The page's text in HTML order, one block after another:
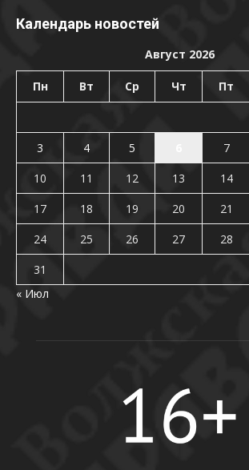
Календарь новостей
Август 2026
Пн Вт Ср Чт Пт
3
4 5 7
10
11 12 13 14
17
18 19 20 21
24
25 26 27 28
31
« Июл